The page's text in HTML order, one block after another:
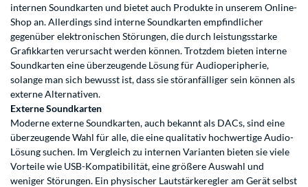
internen Soundkarten und bietet auch Produkte in unserem Online-
Shop an. Allerdings sind interne Soundkarten empfindlicher
gegenüber elektronischen Störungen, die durch leistungsstarke
Grafikkarten verursacht werden können. Trotzdem bieten interne
Soundkarten eine überzeugende Lösung für Audioperipherie,
solange man sich bewusst ist, dass sie störanfälliger sein können als
externe Alternativen.
Externe Soundkarten
Moderne externe Soundkarten, auch bekannt als DACs, sind eine
überzeugende Wahl für alle, die eine qualitativ hochwertige Audio-
Lösung suchen. Im Vergleich zu internen Varianten bieten sie viele
Vorteile wie USB-Kompatibilität, eine größere Auswahl und
weniger Störungen. Ein physischer Lautstärkeregler am Gerät selbst